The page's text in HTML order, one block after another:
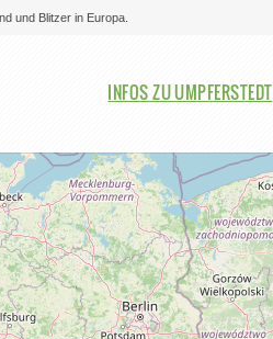
und Blitzer in Europa.
Bitte auswählen
INFOS ZU UMPFERSTEDT